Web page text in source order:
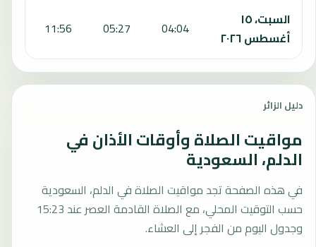
السبت، ١٥
أغسطس ٢٠٢٦
04:04
05:27
11:56
دليل الزائر
مواقيت الصلاة وأوقات الأذان في
الدلم، السعودية
في هذه الصفحة تجد مواقيت الصلاة في الدلم، السعودية
حسب التوقيت المحلي، مع الصلاة القادمة العصر عند 15:23
وجدول اليوم من الفجر إلى العشاء.